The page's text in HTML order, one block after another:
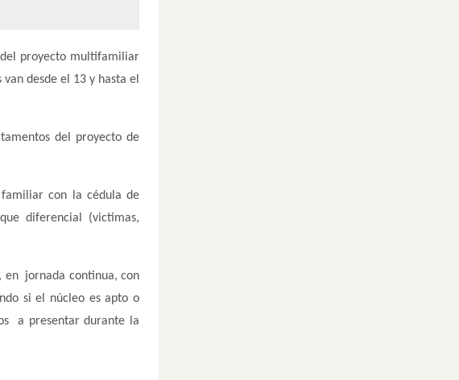
proyecto multifamiliar
desde el 13 y hasta el
del proyecto de
familiar con la cédula de
diferencial (victimas,
en jornada continua, con
si el núcleo es apto o
a presentar durante la